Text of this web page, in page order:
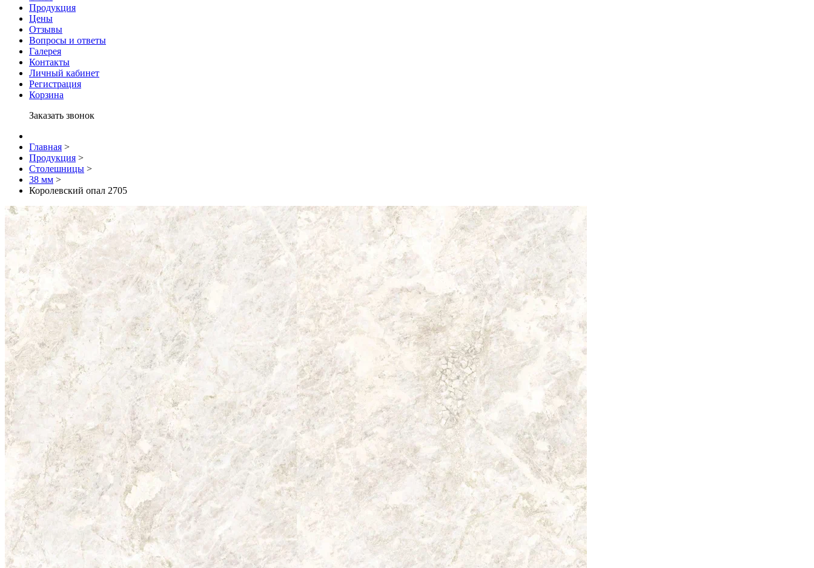
Продукция
Цены
Отзывы
Вопросы и ответы
Галерея
Контакты
Личный кабинет
Регистрация
Корзина
Заказать звонок
Главная >
Продукция >
Столешницы >
38 мм >
Королевский опал 2705